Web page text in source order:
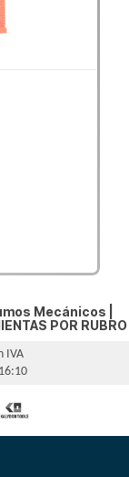
Mecánicos |
POR RUBRO
IVA